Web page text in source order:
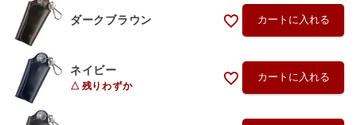
ダークブラウン カートに入れる
ネイビー
残りわずか
カートに入れる